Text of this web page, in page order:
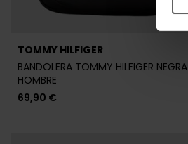
TOMMY HILFIGER
BANDOLERA TOMMY HILFIGER NEGRA
HOMBRE
69,90 €